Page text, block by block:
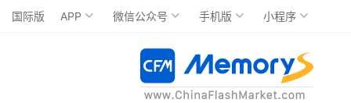
国际版 APP 微信公众号 手机版 小程序